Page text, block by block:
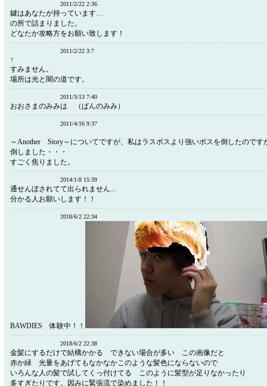
2011/2/22 2:36
鍵はあなたが持っています…
の所で詰まりました。
どなたか攻略方をお願い致します！
2011/2/22 3:7
↑
すみません。
場所は光と闇の道です。
2011/3/13 7:40
おおさまのみみは （ぱんのみみ）
2011/4/16 9:37
～Another Story～についてですが、私はラスボスより強いボスを倒したのです
倒しました・・・
すごく焦りました。
2014/1/8 15:39
通せんぼされてて出られません...
分かる人お願いします！！
2018/6/2 22:34
BAWDIES 体験中！！
2018/6/2 22:38
金髪にするだけで結構かかる できない場合が多い この画像だと
赤か緑 光量をあげてもなかなかこのような髪色にならないので
いろんな人の髪で試してくっ付けてる このように髪型が足りなかったり
多すぎたりです。因みに緊張流で染めました！！